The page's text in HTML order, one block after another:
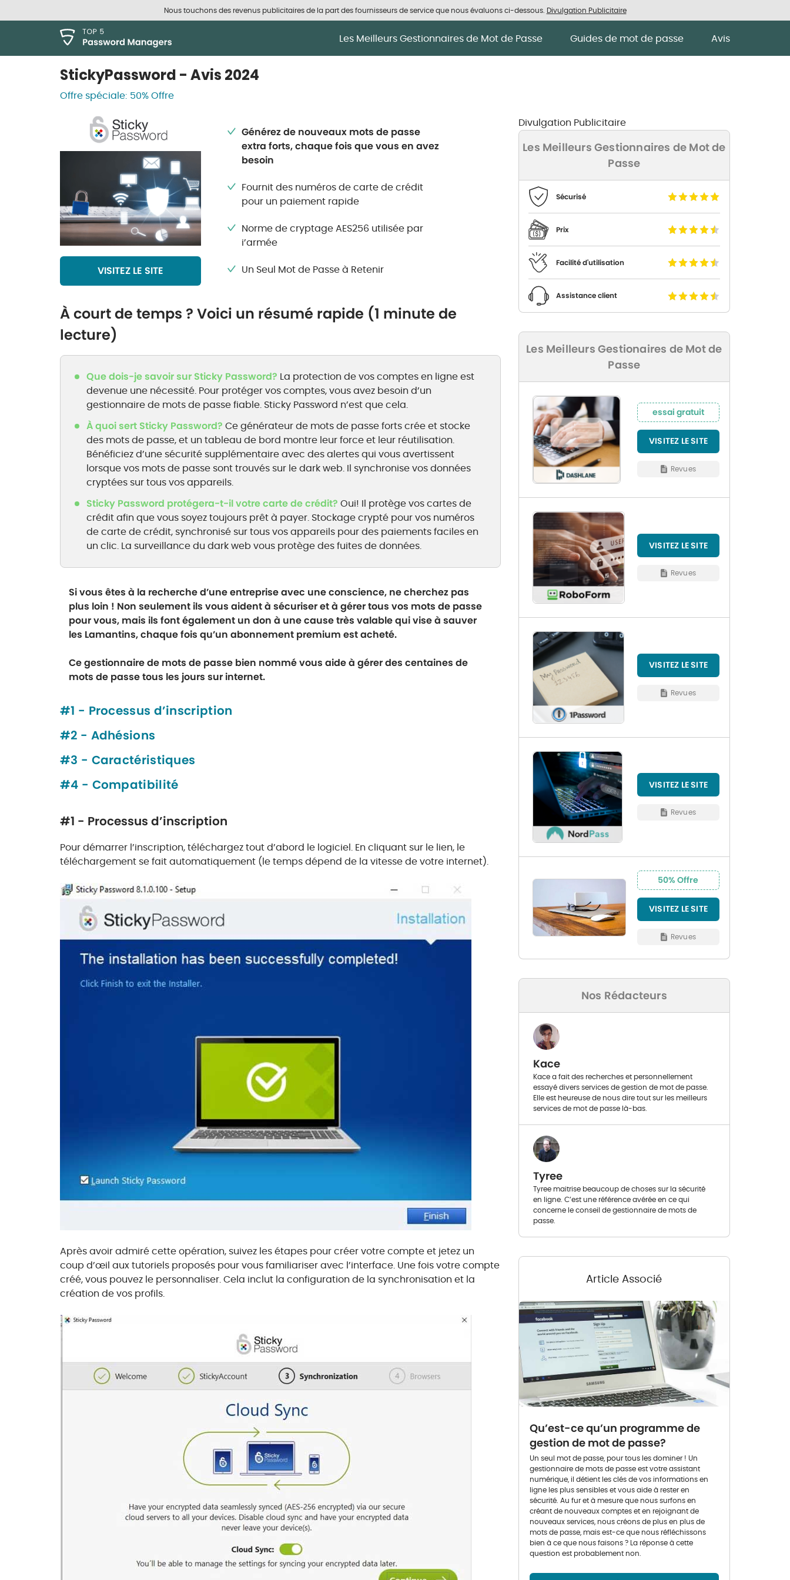
Nous touchons des revenus publicitaires de la part des fournisseurs de service que nous évaluons ci-dessous. Divulgation Publicitaire
Les Meilleurs Gestionnaires de Mot de Passe Guides de mot de passe Avis
StickyPassword - Avis 2024
Offre spéciale: 50% Offre
VISITEZ LE SITE
Générez de nouveaux mots de passe
extra forts, chaque fois que vous en avez
besoin
Fournit des numéros de carte de crédit
pour un paiement rapide
Norme de cryptage AES256 utilisée par
i’armée
Un Seul Mot de Passe à Retenir
À court de temps ? Voici un résumé rapide (1 minute de
lecture)
Que dois-je savoir sur Sticky Password? La protection de vos comptes en ligne est
devenue une nécessité. Pour protéger vos comptes, vous avez besoin d’un
gestionnaire de mots de passe fiable. Sticky Password n’est que cela.
À quoi sert Sticky Password? Ce générateur de mots de passe forts crée et stocke
des mots de passe, et un tableau de bord montre leur force et leur réutilisation.
Bénéficiez d’une sécurité supplémentaire avec des alertes qui vous avertissent
lorsque vos mots de passe sont trouvés sur le dark web. Il synchronise vos données
cryptées sur tous vos appareils.
Sticky Password protégera-t-il votre carte de crédit? Oui! Il protège vos cartes de
crédit afin que vous soyez toujours prêt à payer. Stockage crypté pour vos numéros
de carte de crédit, synchronisé sur tous vos appareils pour des paiements faciles en
un clic. La surveillance du dark web vous protège des fuites de données.
Si vous êtes à la recherche d’une entreprise avec une conscience, ne cherchez pas
plus loin ! Non seulement ils vous aident à sécuriser et à gérer tous vos mots de passe
pour vous, mais ils font également un don à une cause très valable qui vise à sauver
les Lamantins, chaque fois qu’un abonnement premium est acheté.
Ce gestionnaire de mots de passe bien nommé vous aide à gérer des centaines de
mots de passe tous les jours sur internet.
#1 - Processus d’inscription
#2 - Adhésions
#3 - Caractéristiques
#4 - Compatibilité
#1 - Processus d’inscription
Pour démarrer l’inscription, téléchargez tout d’abord le logiciel. En cliquant sur le lien, le
téléchargement se fait automatiquement (le temps dépend de la vitesse de votre internet).
Après avoir admiré cette opération, suivez les étapes pour créer votre compte et jetez un
coup d’œil aux tutoriels proposés pour vous familiariser avec l’interface. Une fois votre compte
créé, vous pouvez le personnaliser. Cela inclut la configuration de la synchronisation et la
création de vos profils.
Divulgation Publicitaire
Les Meilleurs Gestionnaires de Mot de
Passe
Sécurisé
Prix
Facilité d'utilisation
Assistance client
Les Meilleurs Gestionaires de Mot de
Passe
essai gratuit
VISITEZ LE SITE
Revues
VISITEZ LE SITE
Revues
VISITEZ LE SITE
Revues
VISITEZ LE SITE
Revues
50% Offre
VISITEZ LE SITE
Revues
Nos Rédacteurs
Kace
Kace a fait des recherches et personnellement
essayé divers services de gestion de mot de passe.
Elle est heureuse de nous dire tout sur les meilleurs
services de mot de passe là-bas.
Tyree
Tyree maitrise beaucoup de choses sur la sécurité
en ligne. C’est une référence avérée en ce qui
concerne le conseil de gestionnaire de mots de
passe.
Article Associé
Qu’est-ce qu’un programme de
gestion de mot de passe?
Un seul mot de passe, pour tous les dominer ! Un
gestionnaire de mots de passe est votre assistant
numérique, il détient les clés de vos informations en
ligne les plus sensibles et vous aide à rester en
sécurité. Au fur et à mesure que nous surfons en
créant de nouveaux comptes et en rejoignant de
nouveaux services, nous créons de plus en plus de
mots de passe, mais est-ce que nous réfléchissons
bien à ce que nous faisons ? La réponse à cette
question est probablement non.